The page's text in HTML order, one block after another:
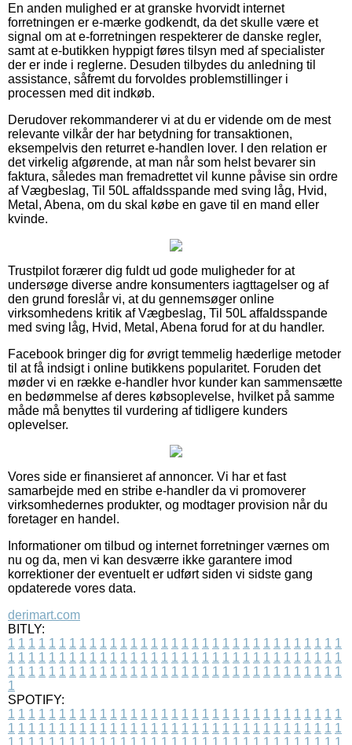
En anden mulighed er at granske hvorvidt internet
forretningen er e-mærke godkendt, da det skulle være et
signal om at e-forretningen respekterer de danske regler,
samt at e-butikken hyppigt føres tilsyn med af specialister
der er inde i reglerne. Desuden tilbydes du anledning til
assistance, såfremt du forvoldes problemstillinger i
processen med dit indkøb.
Derudover rekommanderer vi at du er vidende om de mest
relevante vilkår der har betydning for transaktionen,
eksempelvis den returret e-handlen lover. I den relation er
det virkelig afgørende, at man når som helst bevarer sin
faktura, således man fremadrettet vil kunne påvise sin ordre
af Vægbeslag, Til 50L affaldsspande med sving låg, Hvid,
Metal, Abena, om du skal købe en gave til en mand eller
kvinde.
Trustpilot forærer dig fuldt ud gode muligheder for at
undersøge diverse andre konsumenters iagttagelser og af
den grund foreslår vi, at du gennemsøger online
virksomhedens kritik af Vægbeslag, Til 50L affaldsspande
med sving låg, Hvid, Metal, Abena forud for at du handler.
Facebook bringer dig for øvrigt temmelig hæderlige metoder
til at få indsigt i online butikkens popularitet. Foruden det
møder vi en række e-handler hvor kunder kan sammensætte
en bedømmelse af deres købsoplevelse, hvilket på samme
måde må benyttes til vurdering af tidligere kunders
oplevelser.
Vores side er finansieret af annoncer. Vi har et fast
samarbejde med en stribe e-handler da vi promoverer
virksomhedernes produkter, og modtager provision når du
foretager en handel.
Informationer om tilbud og internet forretninger værnes om
nu og da, men vi kan desværre ikke garantere imod
korrektioner der eventuelt er udført siden vi sidste gang
opdaterede vores data.
derimart.com
BITLY:
1 1 1 1 1 1 1 1 1 1 1 1 1 1 1 1 1 1 1 1 1 1 1 1 1 1 1 1 1 1 1 1 1
1 1 1 1 1 1 1 1 1 1 1 1 1 1 1 1 1 1 1 1 1 1 1 1 1 1 1 1 1 1 1 1 1
1 1 1 1 1 1 1 1 1 1 1 1 1 1 1 1 1 1 1 1 1 1 1 1 1 1 1 1 1 1 1 1 1
1
SPOTIFY:
1 1 1 1 1 1 1 1 1 1 1 1 1 1 1 1 1 1 1 1 1 1 1 1 1 1 1 1 1 1 1 1 1
1 1 1 1 1 1 1 1 1 1 1 1 1 1 1 1 1 1 1 1 1 1 1 1 1 1 1 1 1 1 1 1 1
1 1 1 1 1 1 1 1 1 1 1 1 1 1 1 1 1 1 1 1 1 1 1 1 1 1 1 1 1 1 1 1 1